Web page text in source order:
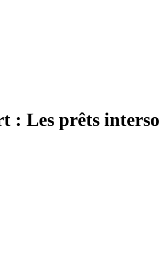
Les prêts